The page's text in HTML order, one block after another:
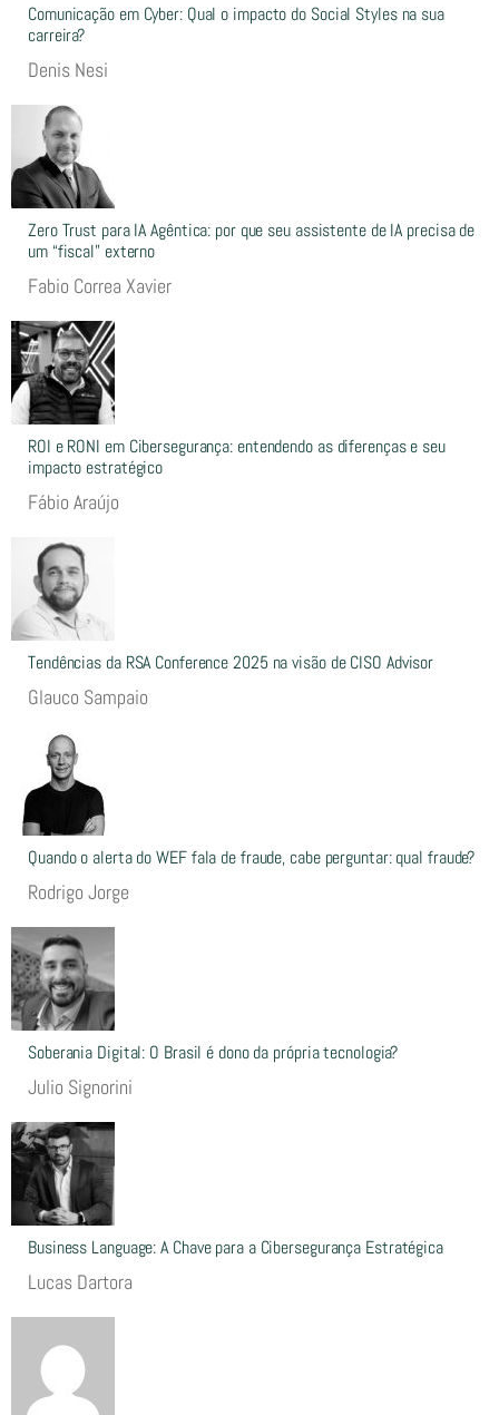
Comunicação em Cyber: Qual o impacto do Social Styles na sua
carreira?
Denis Nesi
Zero Trust para IA Agêntica: por que seu assistente de IA precisa de
um “fiscal” externo
Fabio Correa Xavier
ROI e RONI em Cibersegurança: entendendo as diferenças e seu
impacto estratégico
Fábio Araújo
Tendências da RSA Conference 2025 na visão de CISO Advisor
Glauco Sampaio
Quando o alerta do WEF fala de fraude, cabe perguntar: qual fraude?
Rodrigo Jorge
Soberania Digital: O Brasil é dono da própria tecnologia?
Julio Signorini
Business Language: A Chave para a Cibersegurança Estratégica
Lucas Dartora